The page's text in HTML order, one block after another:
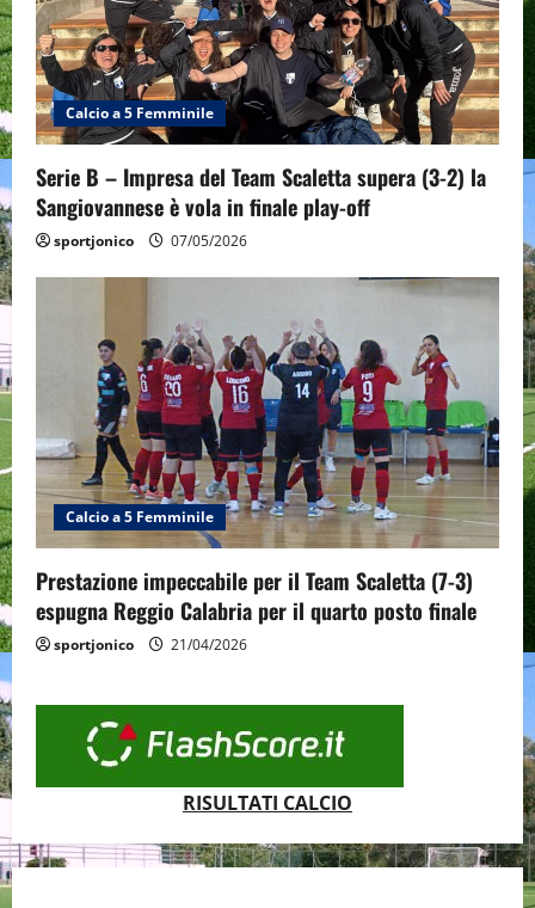
Calcio a 5 Femminile
Serie B – Impresa del Team Scaletta supera (3-2) la
Sangiovannese è vola in finale play-off
sportjonico 07/05/2026
Calcio a 5 Femminile
Prestazione impeccabile per il Team Scaletta (7-3)
espugna Reggio Calabria per il quarto posto finale
sportjonico 21/04/2026
RISULTATI CALCIO